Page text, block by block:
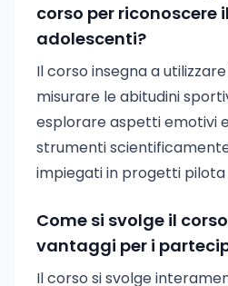
corso per riconoscere
adolescenti?
Il corso insegna a
misurare le abitudini
esplorare aspetti emotivi
strumenti
impiegati in progetti pilota
Come si svolge il
vantaggi per i
Il corso si svolge